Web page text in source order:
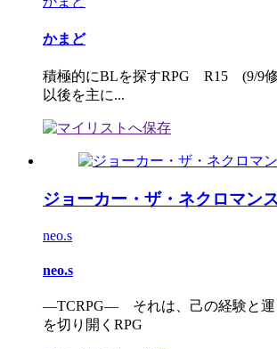
かまど
積極的にBLを探すRPG R15 (9/9
以後を主に...
ジョーカー・ザ・ネクロマンス
neo.s
neo.s
―TCRPG― それは、己の経験と運
を切り開くRPG